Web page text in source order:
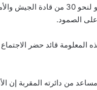
موسكو لنحو 30 من
على الصمود.
المعلومة قائد حضر
من دائرته المقربة إن